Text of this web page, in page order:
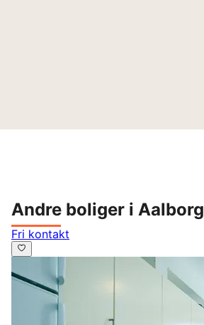
Andre boliger i Aalborg
Fri kontakt